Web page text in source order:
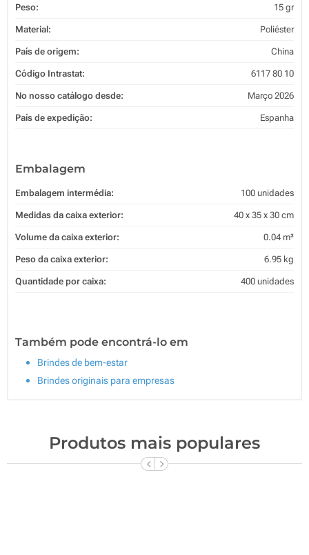
Peso: 15 gr
Material: Poliéster
País de origem: China
Código Intrastat: 6117 80 10
No nosso catálogo desde: Março 2026
País de expedição: Espanha
Embalagem
Embalagem intermédia: 100 unidades
Medidas da caixa exterior: 40 x 35 x 30 cm
Volume da caixa exterior: 0.04 m³
Peso da caixa exterior: 6.95 kg
Quantidade por caixa: 400 unidades
Também pode encontrá-lo em
Brindes de bem-estar
Brindes originais para empresas
Produtos mais populares